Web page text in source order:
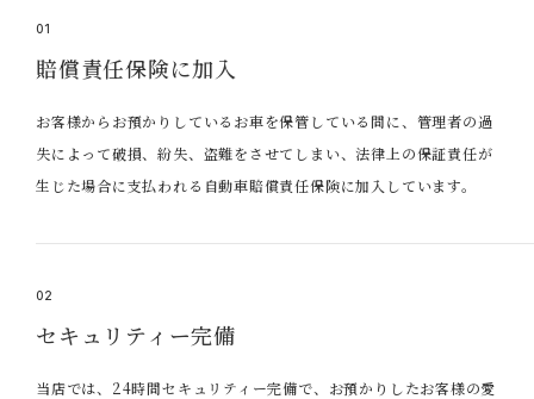
01
賠償責任保険に加入
お客様からお預かりしているお車を保管している間に、管理者の過
失によって破損、紛失、盗難をさせてしまい、法律上の保証責任が
生じた場合に支払われる自動車賠償責任保険に加入しています。
02
セキュリティー完備
当店では、24時間セキュリティー完備で、お預かりしたお客様の愛